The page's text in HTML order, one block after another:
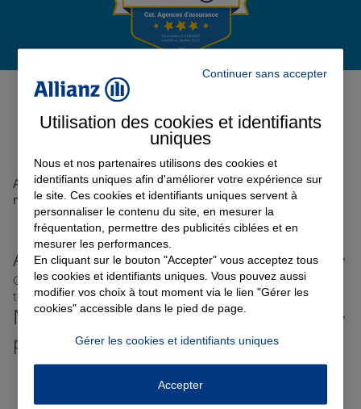
Garantie des accidents de la vie
Assurance scolaire
Protection juridique
Retraite
Tous nos devis d'assurance
Avis de l'agence Agence
VALENCIENNES
Avis sur une période de 6 mois
Aucun avis sur votre agence n'a été retrouvé pour le
moment
Allianz proche de chez vous
Où que vous soyez en France, nos agences Allianz sont
toujours près de chez vous.
Nos offres d'assurance dans les
plus grandes villes de France
Continuer sans accepter
Utilisation des cookies et identifiants
uniques
Nous et nos partenaires utilisons des cookies et
identifiants uniques afin d'améliorer votre expérience sur
le site. Ces cookies et identifiants uniques servent à
personnaliser le contenu du site, en mesurer la
fréquentation, permettre des publicités ciblées et en
mesurer les performances.
En cliquant sur le bouton "Accepter" vous acceptez tous
les cookies et identifiants uniques. Vous pouvez aussi
modifier vos choix à tout moment via le lien "Gérer les
cookies" accessible dans le pied de page.
Gérer les cookies et identifiants uniques
Accepter